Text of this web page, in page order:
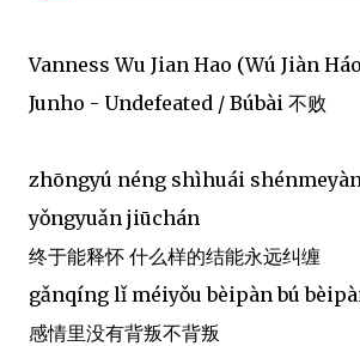
Vanness Wu Jian Hao (Wú Jiàn
Junho - Undefeated / Búbài 不败
zhōngyú néng shìhuái
yǒngyuǎn jiūchán
终于能释怀 什么样的结能永远纠缠
gǎnqíng lǐ méiyǒu bèipàn bú
感情里没有背叛不背叛